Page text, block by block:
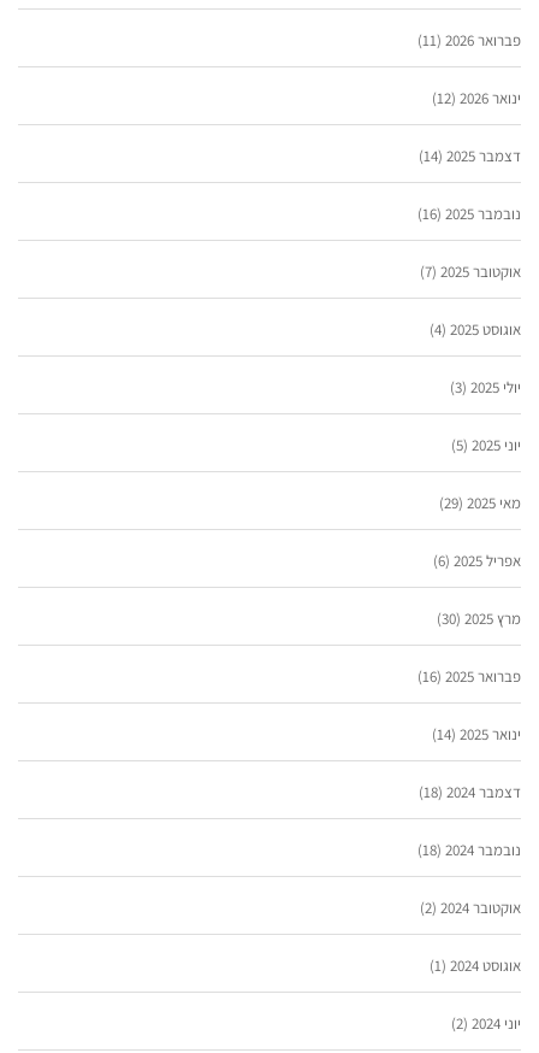
פברואר 2026 (11)
ינואר 2026 (12)
דצמבר 2025 (14)
נובמבר 2025 (16)
אוקטובר 2025 (7)
אוגוסט 2025 (4)
יולי 2025 (3)
יוני 2025 (5)
מאי 2025 (29)
אפריל 2025 (6)
מרץ 2025 (30)
פברואר 2025 (16)
ינואר 2025 (14)
דצמבר 2024 (18)
נובמבר 2024 (18)
אוקטובר 2024 (2)
אוגוסט 2024 (1)
יוני 2024 (2)